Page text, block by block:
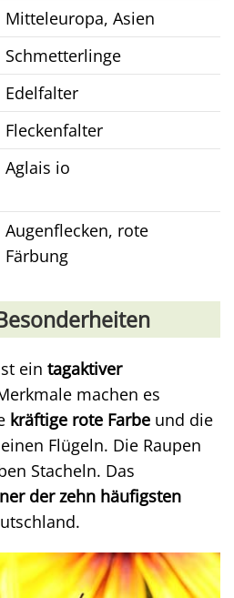
Mitteleuropa, Asien
Schmetterlinge
Edelfalter
Fleckenfalter
Aglais io
Augenflecken, rote
Färbung
ein tagaktiver
machen es
kräftige rote Farbe und die
Flügeln. Die Raupen
Stacheln. Das
der zehn häufigsten